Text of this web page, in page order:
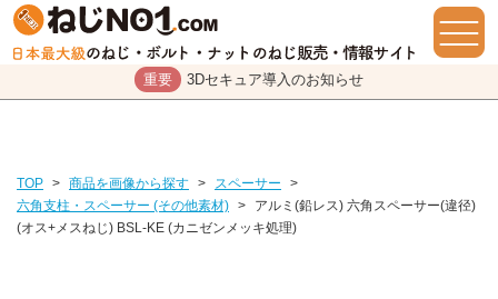
重要 3Dセキュア導入のお知らせ
TOP > 商品を画像から探す > スペーサー
>
六角支柱・スペーサー (その他素材) >
アルミ(鉛レス) 六角スペーサー(違径)
(オス+メスねじ) BSL-KE (カニゼンメッキ処理)